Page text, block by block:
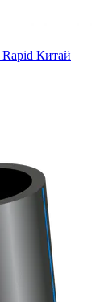
Китай